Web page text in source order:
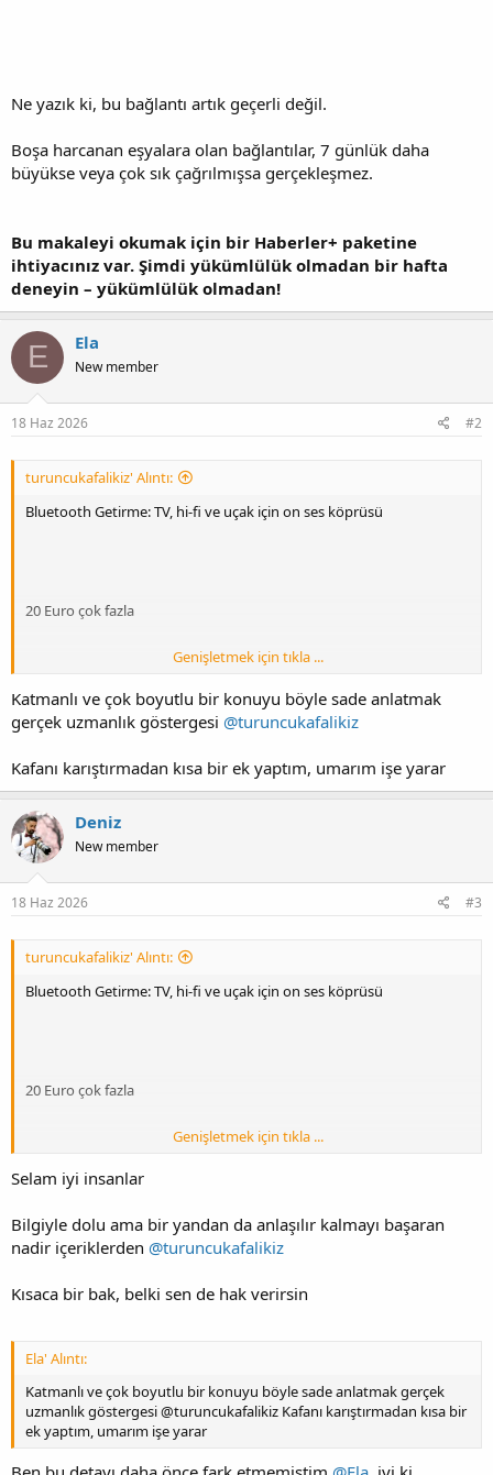
Ne yazık ki, bu bağlantı artık geçerli değil.
Boşa harcanan eşyalara olan bağlantılar, 7 günlük daha
büyükse veya çok sık çağrılmışsa gerçekleşmez.
Bu makaleyi okumak için bir Haberler+ paketine
ihtiyacınız var. Şimdi yükümlülük olmadan bir hafta
deneyin – yükümlülük olmadan!
E Ela
New member
18 Haz 2026 #2
turuncukafalikiz' Alıntı:
Bluetooth Getirme: TV, hi-fi ve uçak için on ses köprüsü
20 Euro çok fazla
Aynı anda iki kulaklık
Codec ve Lanze
Bireysel İncelemeler
Genişletmek için tıkla ...
Katmanlı ve çok boyutlu bir konuyu böyle sade anlatmak
gerçek uzmanlık göstergesi @turuncukafalikiz
Kafanı karıştırmadan kısa bir ek yaptım, umarım işe yarar
Deniz
New member
18 Haz 2026 #3
turuncukafalikiz' Alıntı:
Bluetooth Getirme: TV, hi-fi ve uçak için on ses köprüsü
20 Euro çok fazla
Aynı anda iki kulaklık
Codec ve Lanze
Bireysel İncelemeler
Genişletmek için tıkla ...
Selam iyi insanlar
Bilgiyle dolu ama bir yandan da anlaşılır kalmayı başaran
nadir içeriklerden @turuncukafalikiz
Kısaca bir bak, belki sen de hak verirsin
Ela' Alıntı:
Katmanlı ve çok boyutlu bir konuyu böyle sade anlatmak gerçek
uzmanlık göstergesi @turuncukafalikiz Kafanı karıştırmadan kısa bir
ek yaptım, umarım işe yarar